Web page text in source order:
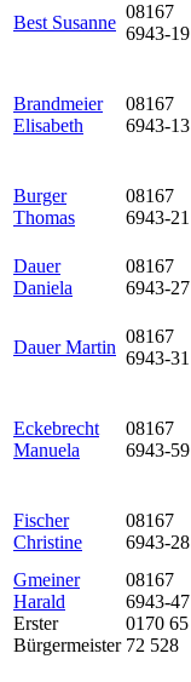
Best Susanne
08167
6943-19
Brandmeier
Elisabeth
08167
6943-13
Burger
Thomas
08167
6943-21
Dauer
Daniela
08167
6943-27
Dauer Martin
08167
6943-31
Eckebrecht
Manuela
08167
6943-59
Fischer
Christine
08167
6943-28
Gmeiner
Harald
Erster
Bürgermeister
08167
6943-47
0170 65
72 528